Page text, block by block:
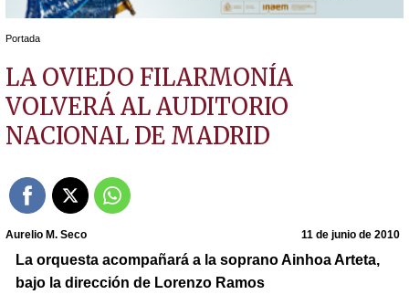
Portada
LA OVIEDO FILARMONÍA
VOLVERÁ AL AUDITORIO
NACIONAL DE MADRID
Aurelio M. Seco 11 de junio de 2010
La orquesta acompañará a la soprano Ainhoa Arteta,
bajo la dirección de Lorenzo Ramos